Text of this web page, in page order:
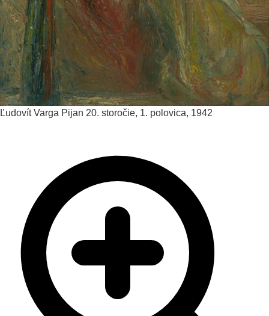
Ľudovít Varga Pijan 20. storočie, 1. polovica, 1942